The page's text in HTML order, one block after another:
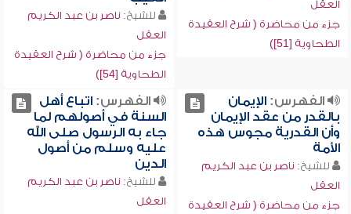
العقل
جزء من محاضرة ( شرح العقيدة
الطحاوية [51])
للشيخ: ناصر بن عبد الكريم
العقل
جزء من محاضرة ( شرح العقيدة
الطحاوية [54])
الفهرس:الإيمان
بالقدر من عقد الإيمان
وأن القدرية مجوس هذه
الأمة
للشيخ: ناصر بن عبد الكريم
العقل
جزء من محاضرة ( شرح العقيدة
الفهرس:اتباع أهل
السنة في أصولهم لما
جاء به الرسول صلى الله
عليه وسلم من أصول
الدين
للشيخ: ناصر بن عبد الكريم
العقل